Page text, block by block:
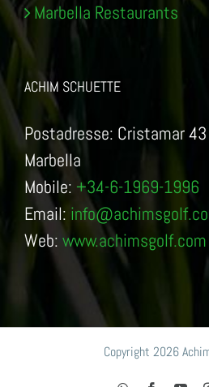
Marbella Restaurants
ACHIM SCHUETTE
Postadresse: Cristamar
Marbella
Mobile: +34-6-1969-1996
Email:
Web: www.achimsgolf.com
Copyright 2026